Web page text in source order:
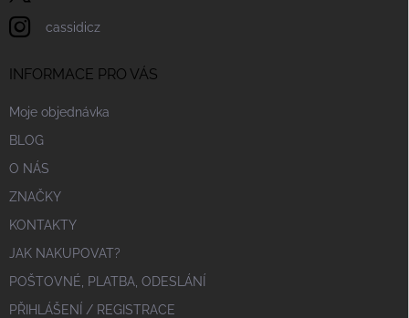
cassidicz
INFORMACE PRO VÁS
Moje objednávka
BLOG
O NÁS
ZNAČKY
KONTAKTY
JAK NAKUPOVAT?
POŠTOVNÉ, PLATBA, ODESLÁNÍ
PŘIHLÁŠENÍ / REGISTRACE